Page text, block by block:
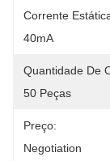
Corrente
40mA
Quantidade De
50 Peças
Preço:
Negotiation